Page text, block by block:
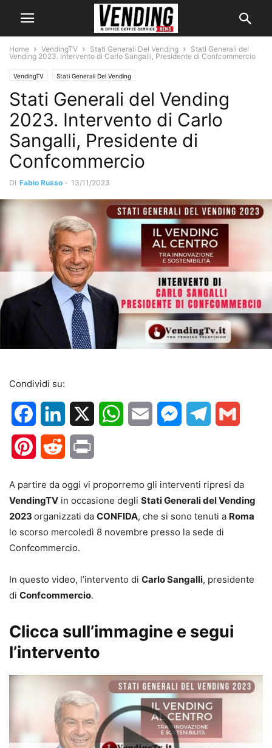
Home VendingTV Stati Generali Del Vending
Stati Generali del
Vending 2023. Intervento di Carlo Sangalli, Presidente di Confcommercio
VendingTV Stati Generali Del Vending
Stati Generali del Vending
2023. Intervento di Carlo
Sangalli, Presidente di
Confcommercio
Di Fabio Russo - 13/11/2023
Condividi su:
FacebookLinkedIn WhatsApp
Email MessengerTelegram
PinterestReddit
A partire da oggi vi proporremo gli interventi ripresi da
VendingTV in occasione degli Stati Generali del Vending
2023 organizzati da CONFIDA, che si sono tenuti a Roma
lo scorso mercoledì 8 novembre presso la sede di
Confcommercio.
In questo video, l’intervento di Carlo Sangalli, presidente
di Confcommercio.
Clicca sull’immagine e segui
l’intervento